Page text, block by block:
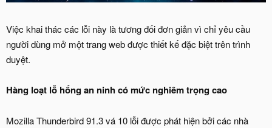
Việc khai thác các lỗi này là tương đối đơn giản vì chỉ yêu cầu
người dùng mở một trang web được thiết kế đặc biệt trên trình
duyệt.
Hàng loạt lỗ hổng an ninh có mức nghiêm trọng cao
Mozilla Thunderbird 91.3 vá 10 lỗi được phát hiện bởi các nhà